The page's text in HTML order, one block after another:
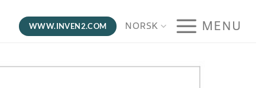
WWW.INVEN2.COM NORSK MENU